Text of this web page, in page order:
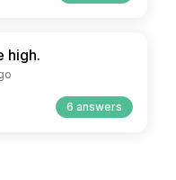
high.
6 answers